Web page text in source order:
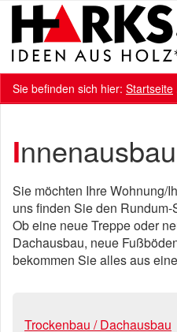
Sie befinden sich hier: Startseite
Innenausbau
Sie möchten Ihre Wohnung/
uns finden Sie den Rundum-
Ob eine neue Treppe oder
Dachausbau, neue
bekommen Sie alles aus
Trockenbau / Dachausbau